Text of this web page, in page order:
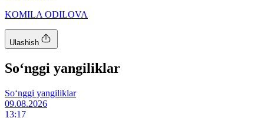
KOMILA ODILOVA
Ulashish
So‘nggi yangiliklar
So‘nggi yangiliklar
09.08.2026
13:17